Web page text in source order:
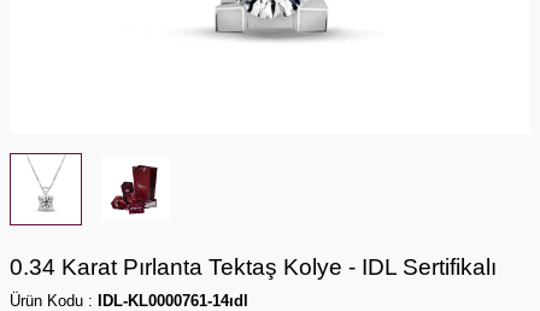
0.34 Karat Pırlanta Tektaş Kolye - IDL Sertifikalı
Ürün Kodu : IDL-KL0000761-14ıdl